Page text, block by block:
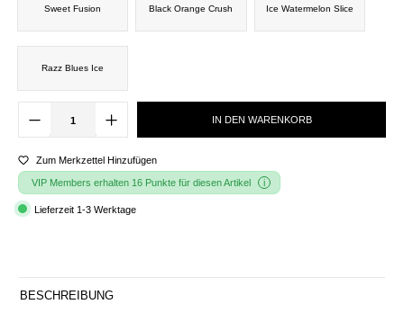
Sweet Fusion Black Orange Crush Ice Watermelon Slice
Razz Blues Ice
IN DEN WARENKORB
Zum Merkzettel Hinzufügen
VIP Members erhalten 16 Punkte für diesen Artikel
Lieferzeit 1-3 Werktage
BESCHREIBUNG